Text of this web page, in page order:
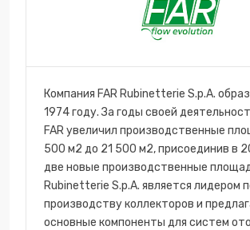
Компания FAR Rubinetterie S.p.A.
1974 году. За годы своей
FAR увеличил производственные
500 м2 до 21 500 м2, присоединив в
две новые производственные
Rubinetterie S.p.A. является лидером
производству коллекторов и
основные компоненты для систем